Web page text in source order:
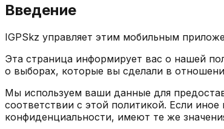
Введение
IGPSkz управляет этим мобильным
Эта страница информирует вас о нашей
о выборах, которые вы сделали в
Мы используем ваши данные для
соответствии с этой политикой. Если
конфиденциальности, имеют те же